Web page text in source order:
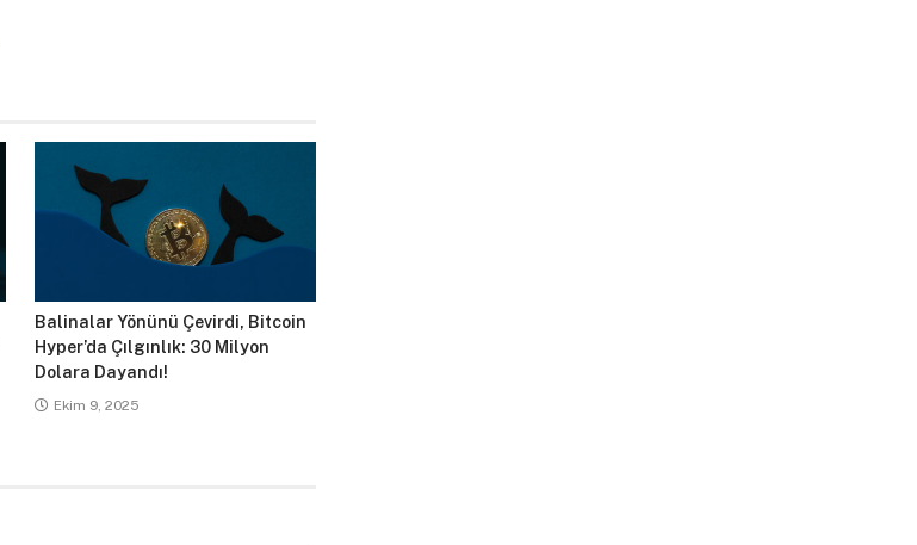
Balinalar Yönünü Çevirdi, Bitcoin
Hyper’da Çılgınlık: 30 Milyon
Dolara Dayandı!
Ekim 9, 2025